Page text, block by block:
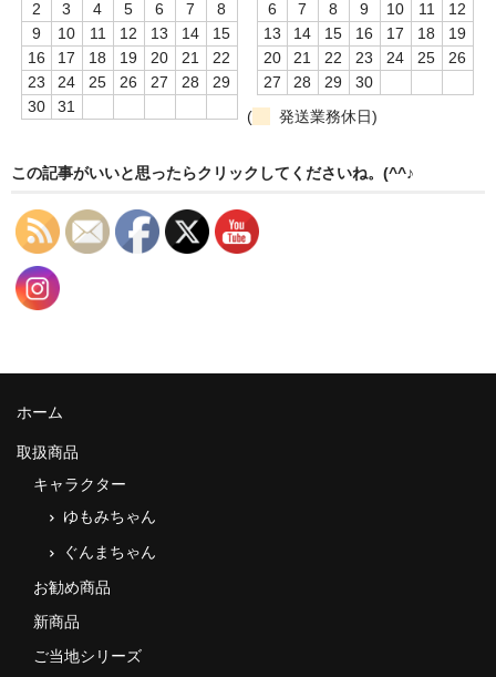
お問合せ
送料のご案内
スタッフブログ
草津Tip店
2
3 4 5 6 7
8
9
10 11 12 13 14
15
16
17 18 19 20 21
22
23
24 25 26 27 28
29
30
31
6
7 8 9 10 11
12
13
14 15 16 17 18
19
20
21 22 23 24 25
26
27
28 29
30
(
発送業務休日)
この記事がいいと思ったらクリックしてくださいね。(^^♪
ホーム
取扱商品
キャラクター
ゆもみちゃん
ぐんまちゃん
お勧め商品
新商品
ご当地シリーズ